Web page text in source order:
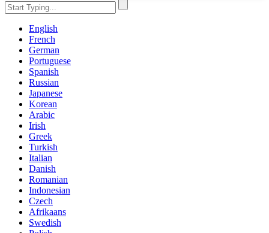
English
French
German
Portuguese
Spanish
Russian
Japanese
Korean
Arabic
Irish
Greek
Turkish
Italian
Danish
Romanian
Indonesian
Czech
Afrikaans
Swedish